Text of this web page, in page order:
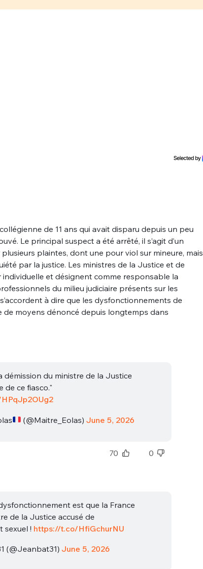
de 11 ans qui avait disparu depuis un peu
Le principal suspect a été arrêté, il s’agit d’un
plaintes, dont une pour viol sur mineure, mais
par la justice. Les ministres de la Justice et de
et désignent comme responsable la
du milieu judiciaire présents sur les
à dire que les dysfonctionnements de
de moyens dénoncé depuis longtemps dans
démission du ministre de la Justice
de ce fiasco."
(@Maitre_Eolas)June 5, 2026
70 0
est que la France
de la Justice accusé de
sexuel ! https://t.co/HfiGchurNU
(@Jeanbat31) June 5, 2026